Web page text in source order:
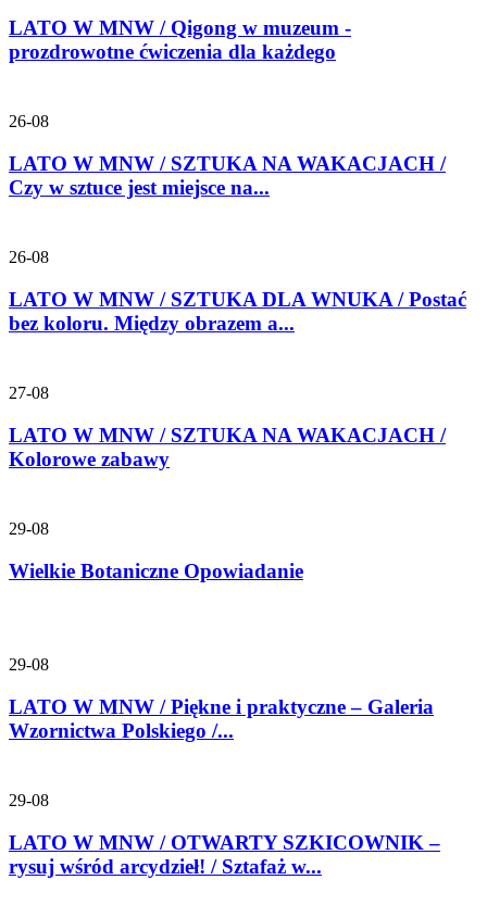
LATO W MNW / Qigong w muzeum -
prozdrowotne ćwiczenia dla każdego
26-08
LATO W MNW / SZTUKA NA WAKACJACH /
Czy w sztuce jest miejsce na...
26-08
LATO W MNW / SZTUKA DLA WNUKA / Postać
bez koloru. Między obrazem a...
27-08
LATO W MNW / SZTUKA NA WAKACJACH /
Kolorowe zabawy
29-08
Wielkie Botaniczne Opowiadanie
29-08
LATO W MNW / Piękne i praktyczne – Galeria
Wzornictwa Polskiego /...
29-08
LATO W MNW / OTWARTY SZKICOWNIK –
rysuj wśród arcydzieł! / Sztafaż w...